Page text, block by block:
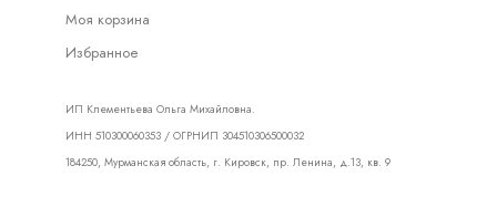
Моя корзина
Избранное
ИП Клементьева Ольга Михайловна.
ИНН 510300060353 / ОГРНИП 304510306500032
184250, Мурманская область, г. Кировск, пр. Ленина, д.13, кв. 9